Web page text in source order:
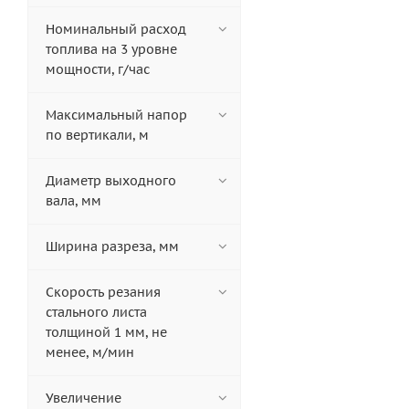
Номинальный расход
топлива на 3 уровне
мощности, г/час
Максимальный напор
по вертикали, м
Диаметр выходного
вала, мм
Ширина разреза, мм
Скорость резания
стального листа
толщиной 1 мм, не
менее, м/мин
Увеличение